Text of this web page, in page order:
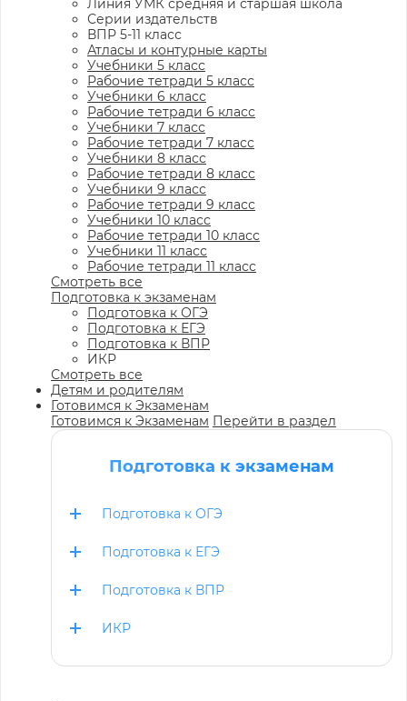
Линия УМК средняя и старшая школа
Серии издательств
ВПР 5-11 класс
Атласы и контурные карты
Учебники 5 класс
Рабочие тетради 5 класс
Учебники 6 класс
Рабочие тетради 6 класс
Учебники 7 класс
Рабочие тетради 7 класс
Учебники 8 класс
Рабочие тетради 8 класс
Учебники 9 класс
Рабочие тетради 9 класс
Учебники 10 класс
Рабочие тетради 10 класс
Учебники 11 класс
Рабочие тетради 11 класс
Смотреть все
Подготовка к экзаменам
Подготовка к ОГЭ
Подготовка к ЕГЭ
Подготовка к ВПР
ИКР
Смотреть все
Детям и родителям
Готовимся к Экзаменам
Готовимся к Экзаменам Перейти в раздел
Подготовка к экзаменам
Подготовка к ОГЭ
Подготовка к ЕГЭ
Подготовка к ВПР
ИКР